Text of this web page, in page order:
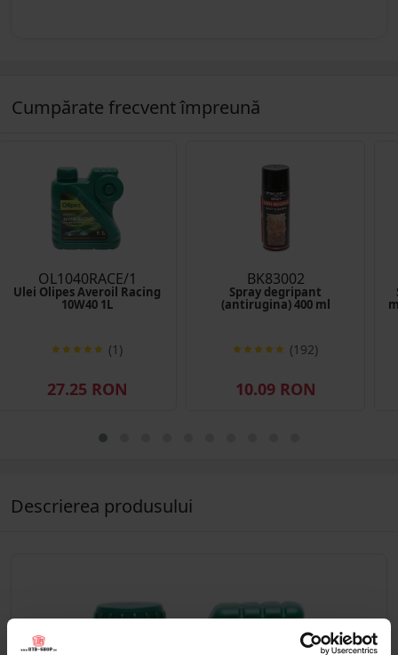
Cumpărate frecvent împreună
OL1040RACE/1
Ulei Olipes Averoil Racing
10W40 1L
(1)
27.25 RON
BK83002
Spray degripant
(antirugina) 400 ml
(192)
10.09 RON
Descrierea produsului